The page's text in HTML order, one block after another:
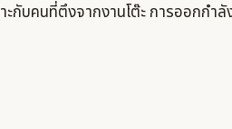
กับคนที่ตึงจากงานโต๊ะ การออกกำ